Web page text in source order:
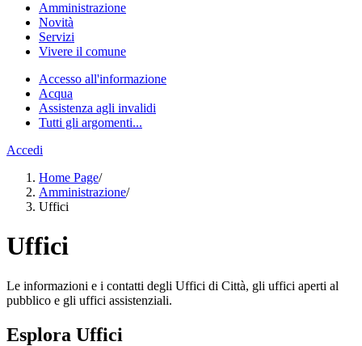
Amministrazione
Novità
Servizi
Vivere il comune
Accesso all'informazione
Acqua
Assistenza agli invalidi
Tutti gli argomenti...
Accedi
Home Page/
Amministrazione/
Uffici
Uffici
Le informazioni e i contatti degli Uffici di Città, gli uffici aperti al
pubblico e gli uffici assistenziali.
Esplora Uffici